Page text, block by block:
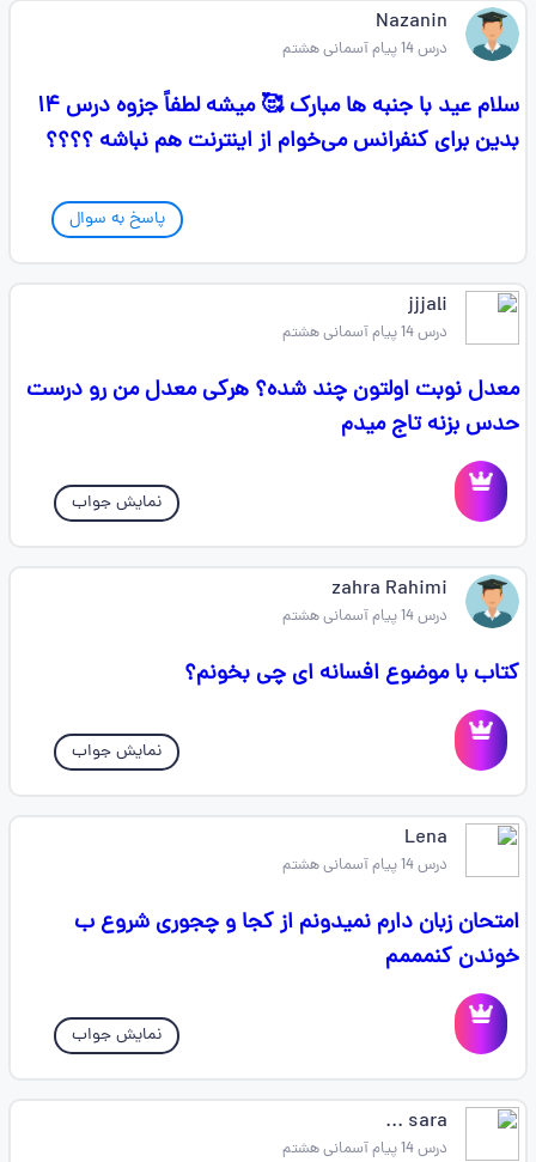
Nazanin
درس 14 پیام آسمانی هشتم
سلام عید با جنبه ها مبارک 🥰 میشه لطفاً جزوه درس ۱۴
بدین برای کنفرانس می‌خوام از اینترنت هم نباشه ؟؟؟؟
پاسخ به سوال
jjjali
درس 14 پیام آسمانی هشتم
معدل نوبت اولتون چند شده؟ هرکی معدل من رو درست
حدس بزنه تاج میدم
نمایش جواب
zahra Rahimi
درس 14 پیام آسمانی هشتم
کتاب با موضوع افسانه ای چی بخونم؟
نمایش جواب
Lena
درس 14 پیام آسمانی هشتم
امتحان زبان دارم نمیدونم از کجا و چجوری شروع ب
خوندن کنمممم
نمایش جواب
sara ...
درس 14 پیام آسمانی هشتم